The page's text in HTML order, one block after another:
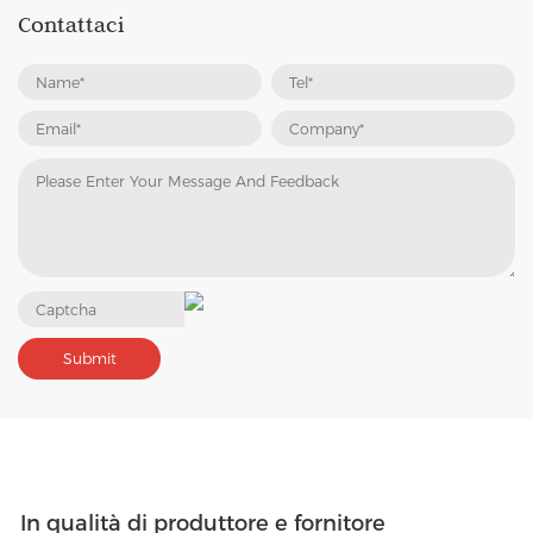
Contattaci
In qualità di produttore e fornitore